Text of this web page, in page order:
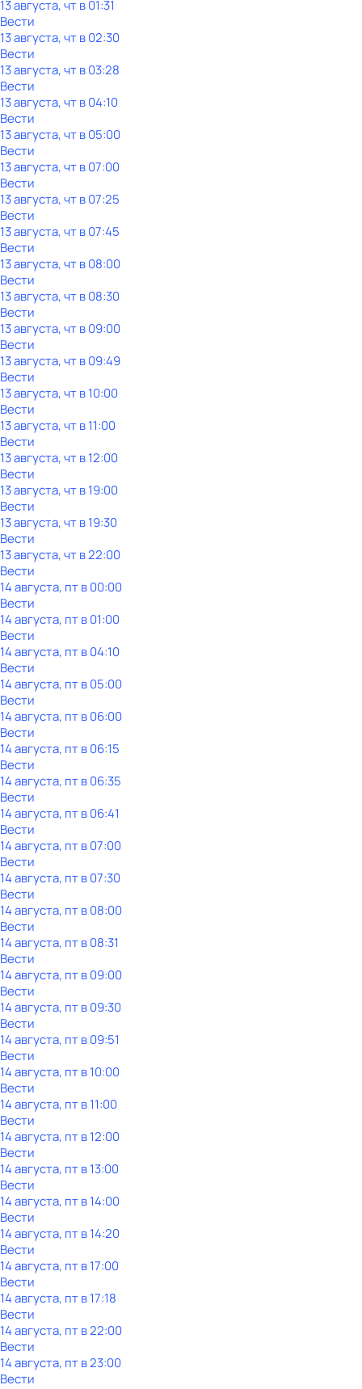
13 августа, чт в 01:31
Вести
13 августа, чт в 02:30
Вести
13 августа, чт в 03:28
Вести
13 августа, чт в 04:10
Вести
13 августа, чт в 05:00
Вести
13 августа, чт в 07:00
Вести
13 августа, чт в 07:25
Вести
13 августа, чт в 07:45
Вести
13 августа, чт в 08:00
Вести
13 августа, чт в 08:30
Вести
13 августа, чт в 09:00
Вести
13 августа, чт в 09:49
Вести
13 августа, чт в 10:00
Вести
13 августа, чт в 11:00
Вести
13 августа, чт в 12:00
Вести
13 августа, чт в 19:00
Вести
13 августа, чт в 19:30
Вести
13 августа, чт в 22:00
Вести
14 августа, пт в 00:00
Вести
14 августа, пт в 01:00
Вести
14 августа, пт в 04:10
Вести
14 августа, пт в 05:00
Вести
14 августа, пт в 06:00
Вести
14 августа, пт в 06:15
Вести
14 августа, пт в 06:35
Вести
14 августа, пт в 06:41
Вести
14 августа, пт в 07:00
Вести
14 августа, пт в 07:30
Вести
14 августа, пт в 08:00
Вести
14 августа, пт в 08:31
Вести
14 августа, пт в 09:00
Вести
14 августа, пт в 09:30
Вести
14 августа, пт в 09:51
Вести
14 августа, пт в 10:00
Вести
14 августа, пт в 11:00
Вести
14 августа, пт в 12:00
Вести
14 августа, пт в 13:00
Вести
14 августа, пт в 14:00
Вести
14 августа, пт в 14:20
Вести
14 августа, пт в 17:00
Вести
14 августа, пт в 17:18
Вести
14 августа, пт в 22:00
Вести
14 августа, пт в 23:00
Вести